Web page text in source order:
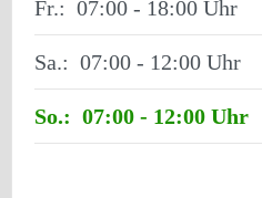
Fr.: 07:00 - 18:00
Sa.: 07:00 - 12:00
So.: 07:00 - 12:00